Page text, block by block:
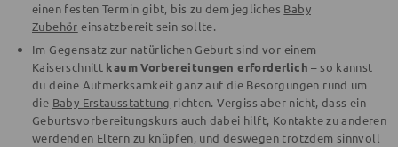
einen festen Termin gibt, bis zu dem jegliches Baby
Zubehör einsatzbereit sein sollte.
Im Gegensatz zur natürlichen Geburt sind vor einem
Kaiserschnitt kaum Vorbereitungen erforderlich – so kannst
du deine Aufmerksamkeit ganz auf die Besorgungen rund um
die Baby Erstausstattung richten. Vergiss aber nicht, dass ein
Geburtsvorbereitungskurs auch dabei hilft, Kontakte zu anderen
werdenden Eltern zu knüpfen, und deswegen trotzdem sinnvoll